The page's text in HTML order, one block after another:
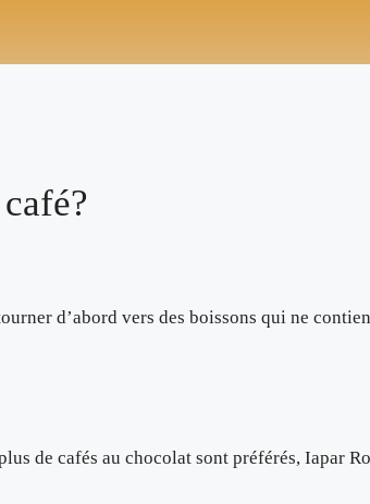
d’abord vers des boissons qui ne
de cafés au chocolat sont préférés, Iapar